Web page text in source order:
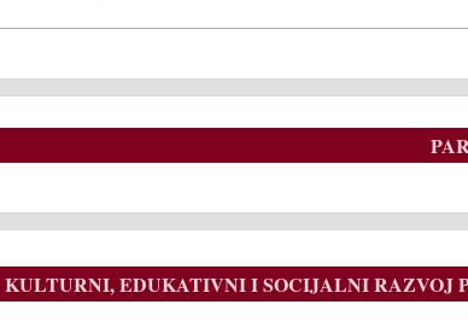
EDUKATIVNI I SOCIJALNI RAZVOJ